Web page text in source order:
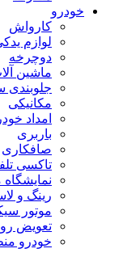
خودرو
کارواش
لوازم
دوچرخه
ماشین
جلوبندی
مکانیکی
امداد
باربری
صافکاری
تاکسی
رینگ و
موتور
تعویض
خودرو